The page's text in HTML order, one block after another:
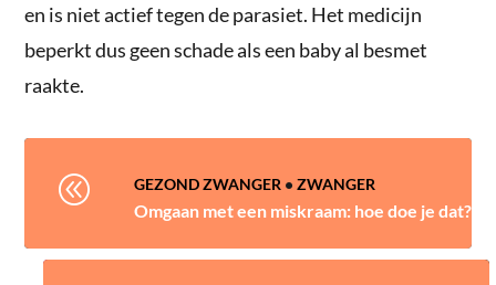
en is niet actief tegen de parasiet. Het medicijn
beperkt dus geen schade als een baby al besmet
raakte.
@ GEZOND ZWANGER • ZWANGER
Omgaan met een miskraam: hoe doe je dat?